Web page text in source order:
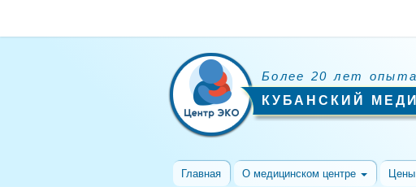
Более 20 лет опыта
КУБАНСКИЙ
Главная О медицинском центре Цены